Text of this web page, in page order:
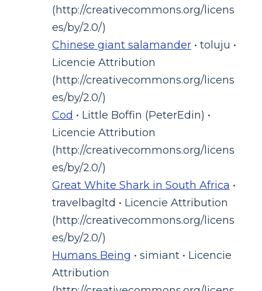
(http://creativecommons.org/licens
es/by/2.0/)
Chinese giant salamander • toluju •
Licencie Attribution
(http://creativecommons.org/licens
es/by/2.0/)
Cod • Little Boffin (PeterEdin) •
Licencie Attribution
(http://creativecommons.org/licens
es/by/2.0/)
Great White Shark in South Africa •
travelbagltd • Licencie Attribution
(http://creativecommons.org/licens
es/by/2.0/)
Humans Being • simiant • Licencie
Attribution